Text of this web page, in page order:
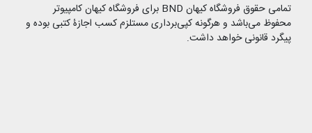
تمامی حقوق فروشگاه کیهان BND برای فروشگاه کیهان کامپیوتر
محفوظ می‌باشد و هرگونه کپی‌برداری مستلزم کسب اجازۀ کتبی بوده و
پیگرد قانونی خواهد داشت.